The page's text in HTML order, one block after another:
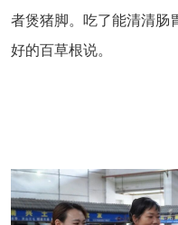
者煲猪脚。吃了能清清肠
好的百草根说。